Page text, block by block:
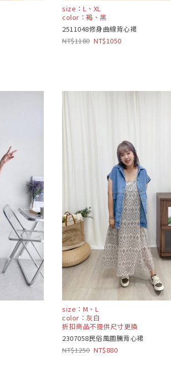
size：L、XL
color：褐、黑
2511048修身曲線背心裙
1180
1050
size：M、L
color：灰白
折扣商品不提供尺寸更換
2307058民俗風圖騰背心裙
1250
880